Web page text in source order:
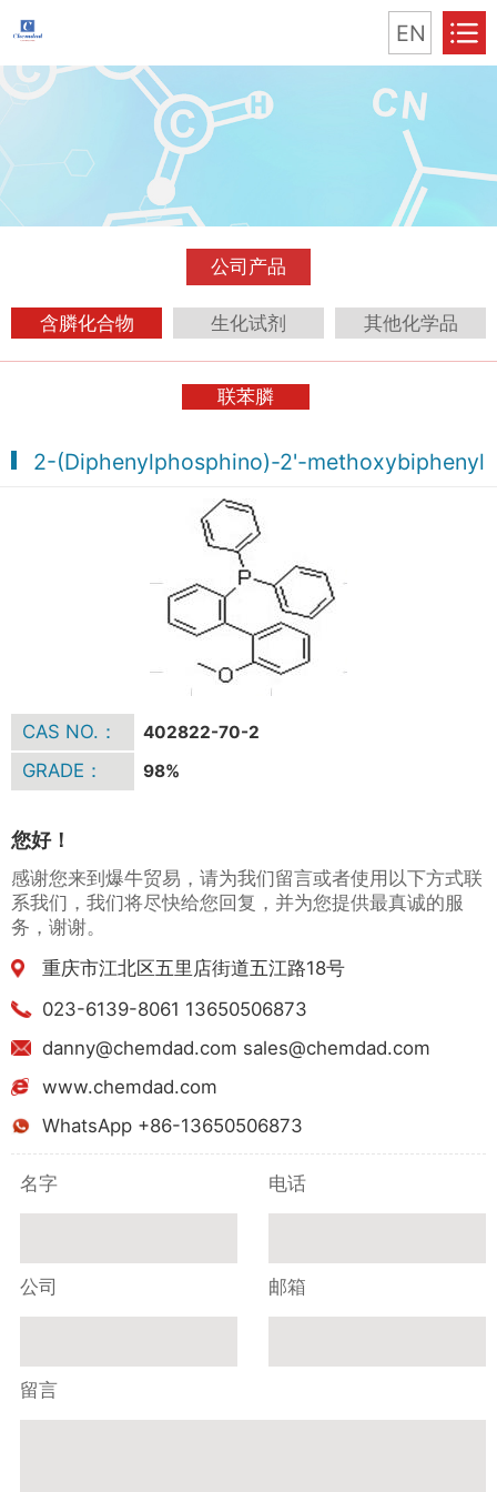
EN
公司产品
含膦化合物 生化试剂 其他化学品
联苯膦
2-(Diphenylphosphino)-2'-methoxybiphenyl
CAS NO.： 402822-70-2
GRADE： 98%
您好！
感谢您来到爆牛贸易，请为我们留言或者使用以下方式联
系我们，我们将尽快给您回复，并为您提供最真诚的服
务，谢谢。
重庆市江北区五里店街道五江路18号
023-6139-8061 13650506873
danny@chemdad.com sales@chemdad.com
www.chemdad.com
WhatsApp +86-13650506873
名字 电话
公司 邮箱
留言